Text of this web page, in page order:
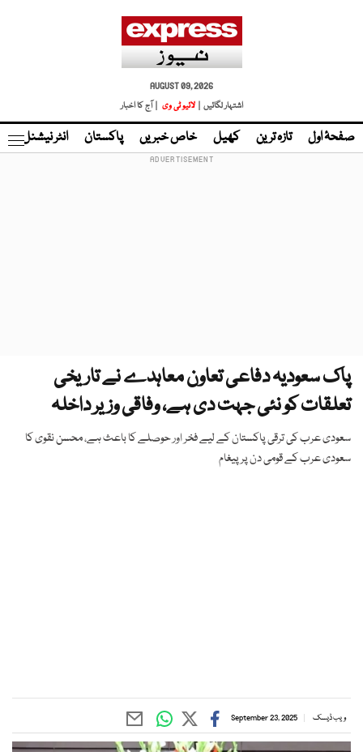
AUGUST 09, 2026
اشتہار لگائیں |
لائیو ٹی وی | آج کا اخبار
صفحۂ اول تازہ ترین کھیل خاص خبریں پاکستان انٹر نیشنل
پاک سعودیہ دفاعی تعاون معاہدے نے تاریخی
تعلقات کو نئی جہت دی ہے، وفاقی وزیر داخلہ
سعودی عرب کی ترقی پاکستان کے لیے فخر اور حوصلے کا باعث ہے، محسن نقوی کا
سعودی عرب کے قومی دن پر پیغام
ویب ڈیسک September 23, 2025